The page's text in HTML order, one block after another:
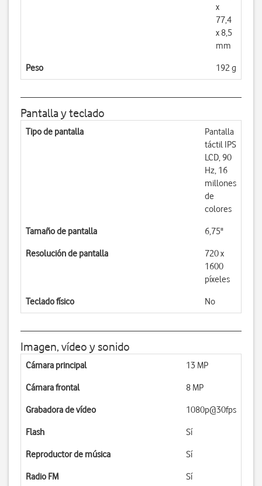
x
77,4
x 8,5
mm
Peso 192 g
Pantalla y teclado
Tipo de pantalla
Pantalla
táctil IPS
LCD, 90
Hz, 16
millones
de
colores
Tamaño de pantalla 6,75"
Resolución de pantalla
720 x
1600
píxeles
Teclado físico No
Imagen, vídeo y sonido
Cámara principal 13 MP
Cámara frontal 8 MP
Grabadora de vídeo 1080p@30fps
Flash Sí
Reproductor de música Sí
Radio FM Sí